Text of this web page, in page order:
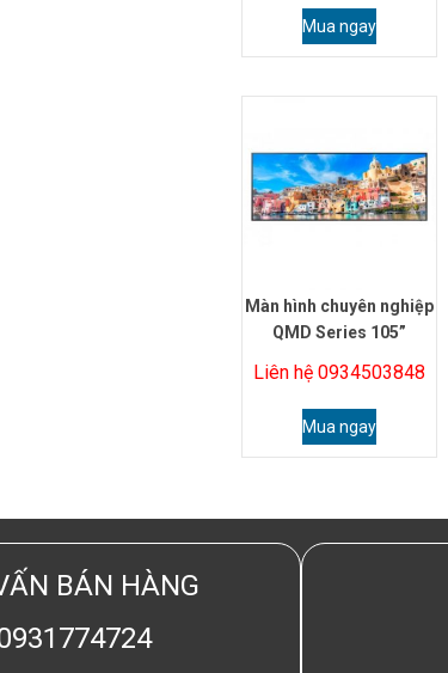
Mua ngay
Màn hình chuyên nghiệp
QMD Series 105”
Liên hệ 0934503848
Mua ngay
BÁN HÀNG